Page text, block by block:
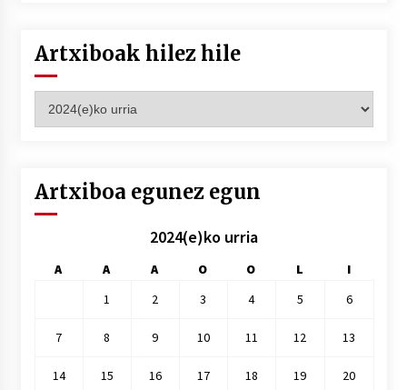
Artxiboak hilez hile
hilez
Artxiboa egunez egun
2024(e)ko urria
A A A O O L
I
1
2 3 4 5 6
7 8 9 10 11 12 13
14 15 16 17 18 19 20